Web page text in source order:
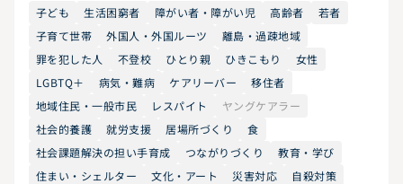
子ども 生活困窮者 障がい者・障がい児 高齢者
若者
子育て世帯
外国人・外国ルーツ
離島・過疎地域
罪を犯した人
不登校 ひとり親 ひきこもり
女性
LGBTQ＋
病気・難病 ケアリーバー
移住者
地域住民・一般市民
レスパイト
ヤングケアラー
社会的養護
就労支援 居場所づくり
食
社会課題解決の担い手育成
つながりづくり
教育・学び
住まい・シェルター
文化・アート 災害対応
自殺対策